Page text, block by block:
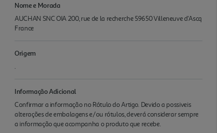
Nome e Morada
AUCHAN SNC OIA 200, rue de la recherche 59650 Villeneuve d'Ascq
France
Origem
.
Informação Adicional
Confirmar a informação no Rótulo do Artigo. Devido a possiveis
alterações de embalagens e/ou rótulos, deverá considerar sempre
a informação que acompanha o produto que recebe.